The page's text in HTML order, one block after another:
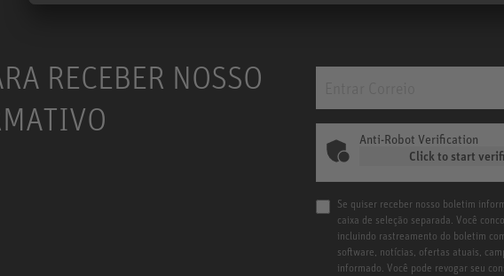
RECEBER NOSSO
Anti-Robot Verification
Click to start
Se quiser receber nosso boletim
caixa de seleção separada. Você
incluindo rastreamento do boletim
software, notícias, ofertas atuais,
informado. Você pode revogar seu